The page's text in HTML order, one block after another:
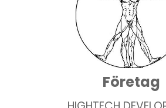
Företag